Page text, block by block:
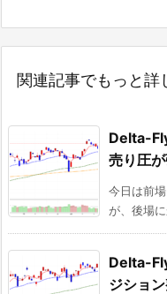
関連記事でもっと詳
Delta-
売り圧が
今日は前
が、後場
Delta-
ジション